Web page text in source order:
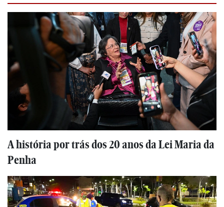
A história por trás dos 20 anos da Lei Maria da
Penha